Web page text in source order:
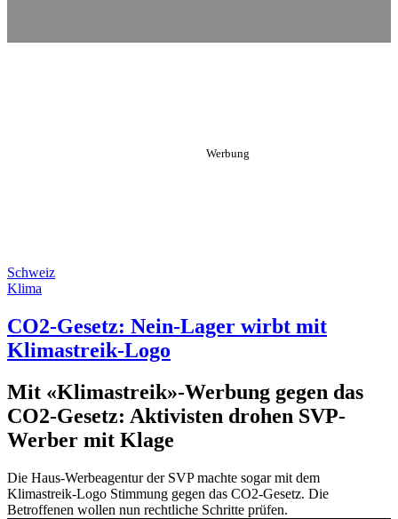
Schweiz
Klima
CO2-Gesetz: Nein-Lager wirbt mit
Klimastreik-Logo
Mit «Klimastreik»-Werbung gegen das
CO2-Gesetz: Aktivisten drohen SVP-
Werber mit Klage
Die Haus-Werbeagentur der SVP machte sogar mit dem
Klimastreik-Logo Stimmung gegen das CO2-Gesetz. Die
Betroffenen wollen nun rechtliche Schritte prüfen.